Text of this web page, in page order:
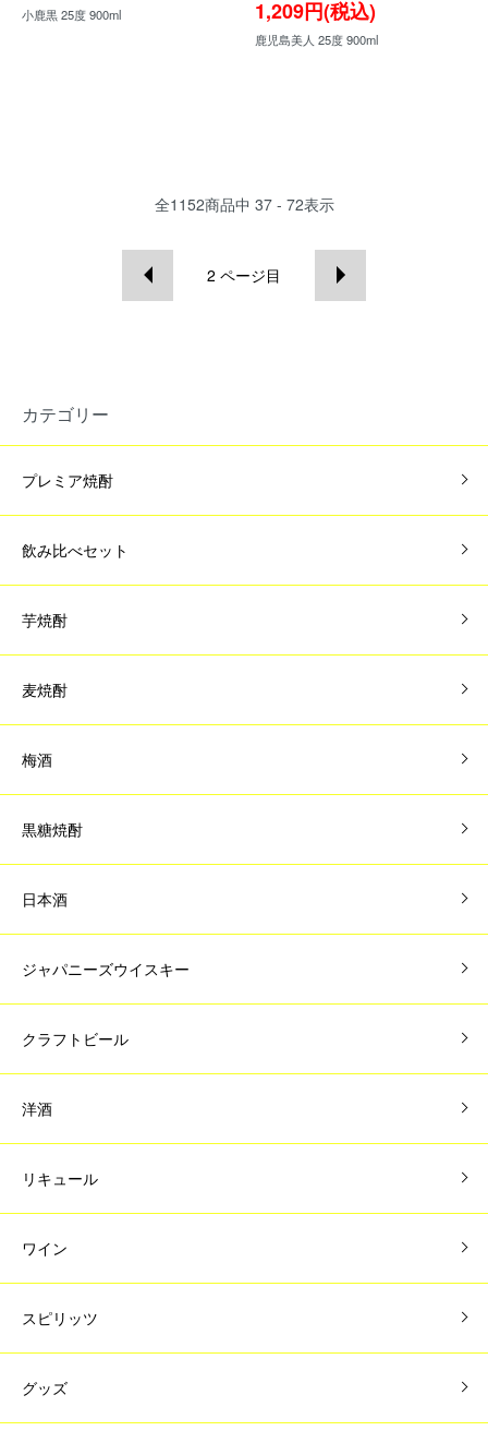
小鹿黒 25度 900ml 1,209円(税込)
鹿児島美人 25度 900ml
全1152商品中 37 - 72表示
2 ページ目
カテゴリー
プレミア焼酎
飲み比べセット
芋焼酎
麦焼酎
梅酒
黒糖焼酎
日本酒
ジャパニーズウイスキー
クラフトビール
洋酒
リキュール
ワイン
スピリッツ
グッズ